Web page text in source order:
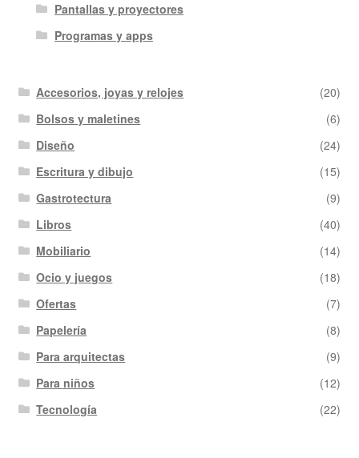
Pantallas y proyectores
Programas y apps
Accesorios, joyas y relojes
(20)
Bolsos y maletines
(6)
Diseño
(24)
Escritura y dibujo
(15)
Gastrotectura
(9)
Libros
(40)
Mobiliario
(14)
Ocio y juegos
(18)
Ofertas
(7)
Papelería
(8)
Para arquitectas
(9)
Para niños
(12)
Tecnología
(22)